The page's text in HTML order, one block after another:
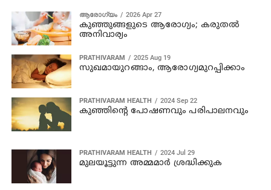
ആരോഗ്യം 2026 Apr 27
കുഞ്ഞുങ്ങളുടെ ആരോഗ്യം; കരുതൽ
അനിവാര്യം
PRATHIVARAM 2025 Aug 19
സുഖമായുറങ്ങാം, ആരോഗ്യമുറപ്പിക്കാം
PRATHIVARAM HEALTH 2024 Sep 22
കുഞ്ഞിന്റെ പോഷണവും പരിപാലനവും
PRATHIVARAM HEALTH 2024 Jul 29
മുലയൂട്ടുന്ന അമ്മമാർ ശ്രദ്ധിക്കുക